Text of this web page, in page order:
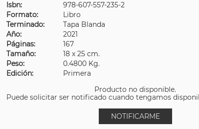
Isbn:
978-607-557-235-2
Formato:
Libro
Terminado:
Tapa Blanda
Año:
2021
Páginas:
167
Tamaño:
18 x 25 cm.
Peso:
0.4800 Kg.
Edición:
Primera
Producto no disponible.
Puede solicitar ser notificado cuando tengamos
NOTIFICARME